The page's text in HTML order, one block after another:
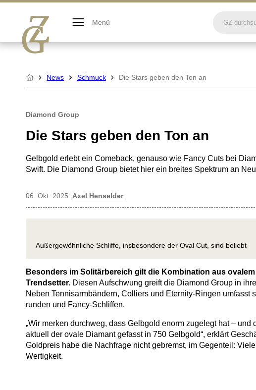
springen
Menü
Startseite
News Schmuck Die Stars geben den Ton an
Diamond Group
Die Stars geben den Ton an
Gelbgold erlebt ein Comeback, genauso wie Fancy Cuts bei
Swift. Die Diamond Group bietet hier ein breites Spektrum an
06. Okt. 2025 Axel Henselder
Außergewöhnliche Schliffe, insbesondere der Oval Cut, sind beliebt
Besonders im Solitärbereich gilt die Kombination aus
Trendsetter. Diesen Aufschwung greift die Diamond Group in
Neben Tennisarmbändern, Colliers und Eternity-Ringen umfasst
runden und Fancy-Schliffen.
„Wir merken durchweg, dass Gelbgold enorm zugelegt hat –
aktuell der ovale Diamant gefasst in 750 Gelbgold“, erklärt
Goldpreis habe die Nachfrage nicht gebremst, im Gegenteil:
Wertigkeit.